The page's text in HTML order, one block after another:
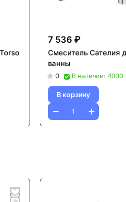
7 536 ₽
Смеситель Cателия
ванны
0 В наличии: 4000
В корзину